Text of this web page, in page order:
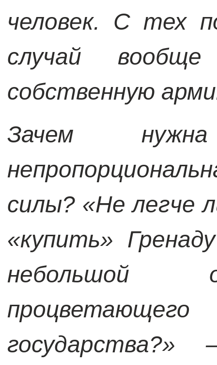
человек. С тех
случай
собственную
Зачем
силы? «Не легче
«купить»
небольшой
государства?»